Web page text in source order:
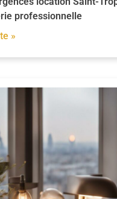
professionnelle
»